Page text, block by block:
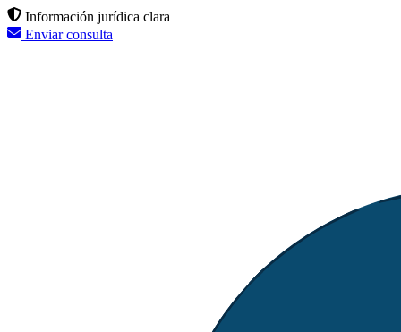
Información jurídica clara
Enviar consulta